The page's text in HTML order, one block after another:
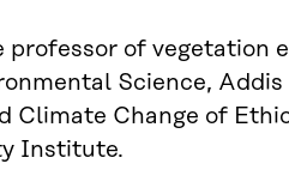
professor of vegetation
Science,
Climate Change of
Institute.